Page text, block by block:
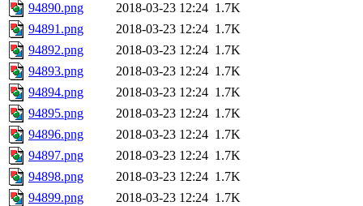
94890.png
2018-03-23 12:24 1.7K
94891.png
2018-03-23 12:24 1.7K
94892.png
2018-03-23 12:24 1.7K
94893.png
2018-03-23 12:24 1.7K
94894.png
2018-03-23 12:24 1.7K
94895.png
2018-03-23 12:24 1.7K
94896.png
2018-03-23 12:24 1.7K
94897.png
2018-03-23 12:24 1.7K
94898.png
2018-03-23 12:24 1.7K
94899.png
2018-03-23 12:24 1.7K